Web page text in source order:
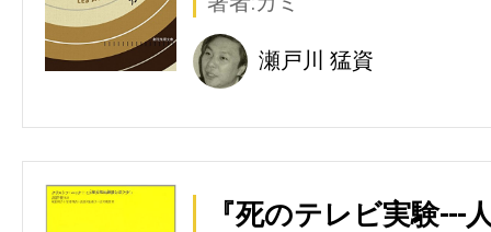
瀬戸川 猛資
『死のテレビ実験---